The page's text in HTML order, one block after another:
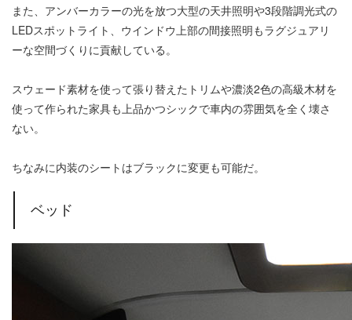
また、アンバーカラーの光を放つ大型の天井照明や3段階調光式の
LEDスポットライト、ウインドウ上部の間接照明もラグジュアリ
ーな空間づくりに貢献している。
スウェード素材を使って張り替えたトリムや濃淡2色の高級木材を
使って作られた家具も上品かつシックで車内の雰囲気を全く壊さ
ない。
ちなみに内装のシートはブラックに変更も可能だ。
ベッド